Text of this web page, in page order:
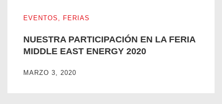
EVENTOS , FERIAS
NUESTRA PARTICIPACIÓN EN LA FERIA
MIDDLE EAST ENERGY 2020
MARZO 3, 2020